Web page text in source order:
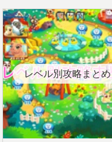
レベル別攻略まとめ